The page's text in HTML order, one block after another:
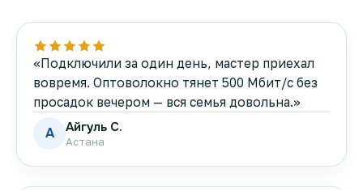
«Подключили за один день, мастер приехал
вовремя. Оптоволокно тянет 500 Мбит/с без
просадок вечером — вся семья довольна.»
А Айгуль С.
Астана